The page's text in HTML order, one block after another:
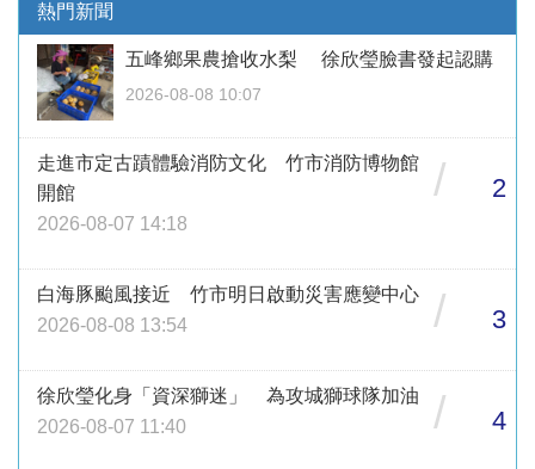
熱門新聞
五峰鄉果農搶收水梨 徐欣瑩臉書發起認購
2026-08-08 10:07
走進市定古蹟體驗消防文化 竹市消防博物館
開館
2026-08-07 14:18
/ 2
白海豚颱風接近 竹市明日啟動災害應變中心
2026-08-08 13:54
/ 3
徐欣瑩化身「資深獅迷」 為攻城獅球隊加油
2026-08-07 11:40
/ 4